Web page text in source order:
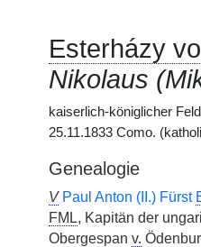
Esterházy
Nikolaus
kaiserlich-königlicher
25.11.1833 Como.
Genealogie
V Paul Anton (II.) Fürst
FML, Kapitän der
Obergespan v.